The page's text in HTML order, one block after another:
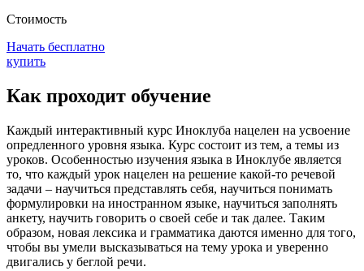
Стоимость
Начать бесплатно
купить
Как проходит обучение
Каждый интерактивный курс Иноклуба нацелен на усвоение
опредленного уровня языка. Курс состоит из тем, а темы из
уроков. Особенностью изучения языка в Иноклубе является
то, что каждый урок нацелен на решение какой-то речевой
задачи – научиться представлять себя, научиться понимать
формулировки на иностранном языке, научиться заполнять
анкету, научить говорить о своей себе и так далее. Таким
образом, новая лексика и грамматика даются именно для того,
чтобы вы умели высказываться на тему урока и уверенно
двигались у беглой речи.